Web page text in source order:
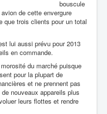
bouscule
de cette envergure
que trois clients pour un total
lui aussi prévu pour 2013
en commande.
du marché puisque
pour la plupart de
et ne prennent pas
nouveaux appareils plus
leurs flottes et rendre